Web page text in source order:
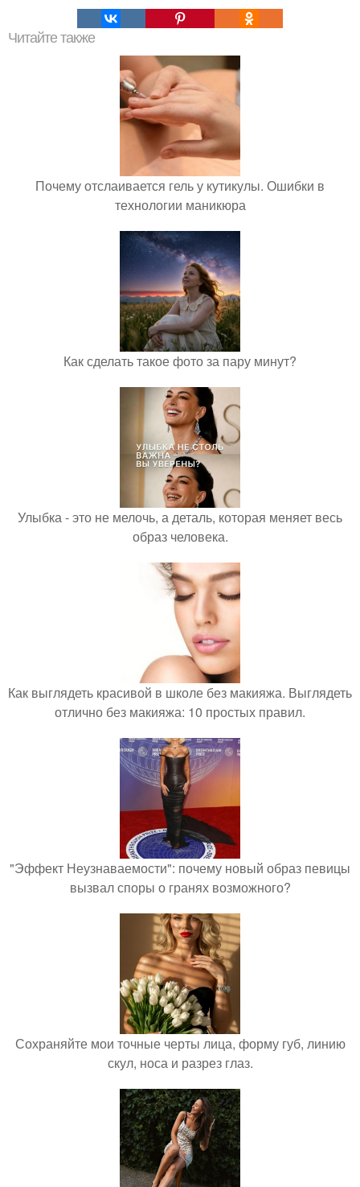
Читайте также
Почему отслаивается гель у кутикулы. Ошибки в
технологии маникюра
Как сделать такое фото за пару минут?
Улыбка - это не мелочь, а деталь, которая меняет весь
образ человека.
Как выглядеть красивой в школе без макияжа. Выглядеть
отлично без макияжа: 10 простых правил.
"Эффект Неузнаваемости": почему новый образ певицы
вызвал споры о гранях возможного?
Сохраняйте мои точные черты лица, форму губ, линию
скул, носа и разрез глаз.